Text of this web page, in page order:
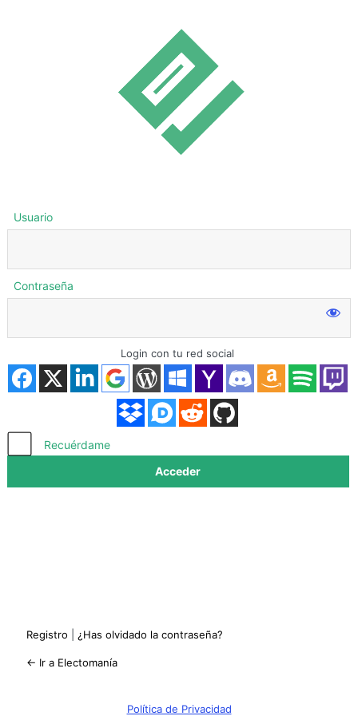
Acceder
Usuario
Contraseña
Login con tu red social
Recuérdame
Registro ¿Has olvidado la contraseña?
← Ir a Electomanía
Política de Privacidad